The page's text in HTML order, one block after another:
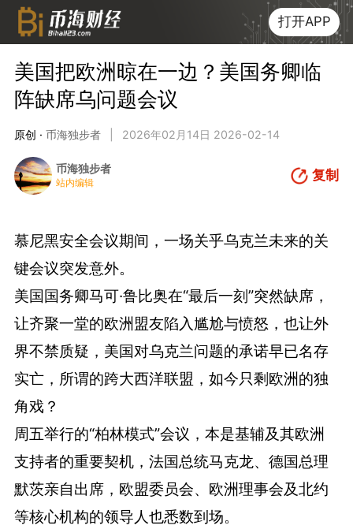
打开APP
美国把欧洲晾在一边？美国务卿临
阵缺席乌问题会议
原创 · 币海独步者 2026年02月14日 2026-02-14
币海独步者
站内编辑 复制
慕尼黑安全会议期间，一场关乎乌克兰未来的关
键会议突发意外。
美国国务卿马可·鲁比奥在“最后一刻”突然缺席，
让齐聚一堂的欧洲盟友陷入尴尬与愤怒，也让外
界不禁质疑，美国对乌克兰问题的承诺早已名存
实亡，所谓的跨大西洋联盟，如今只剩欧洲的独
角戏？
周五举行的“柏林模式”会议，本是基辅及其欧洲
支持者的重要契机，法国总统马克龙、德国总理
默茨亲自出席，欧盟委员会、欧洲理事会及北约
等核心机构的领导人也悉数到场。